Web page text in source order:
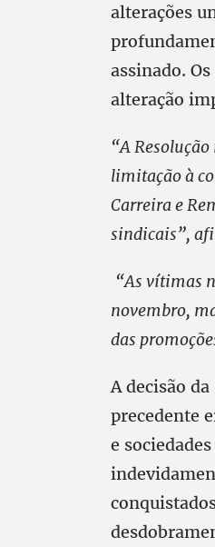
alterações
assinado.
alteração
“A
limitação à
Carreira e
sindicais”,
“As vítimas
novembro,
das
A decisão
precedente
e